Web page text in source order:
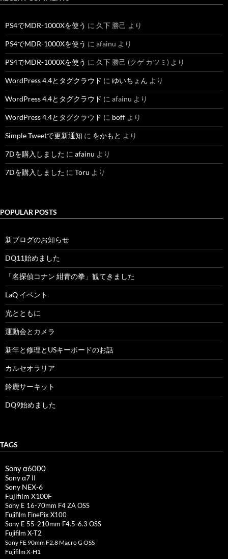
PS4でMDR-1000Xを使う に 久下 勝己 より
PS4でMDR-1000Xを使う に afainu より
PS4でMDR-1000Xを使う に 久下 勝己 (クゲ カツミ) より
WordPress 4.4とタグクラウド に ゆいちょん より
WordPress 4.4とタグクラウド に afainu より
WordPress 4.4とタグクラウド に boff より
Simple Tweetで更新通知 に をかもと より
7Dを購入しました に afainu より
7Dを購入しました に Toru より
POPULAR POSTS
新ブログのお知らせ
DQ11始めました
「名探偵コナン 紺青の拳」観てきました
LaQ イベント
光とともに
運動会とカメラ
新年と修理とUSキーボードのお話
カルセオラリア
鈴鹿サーキット
DQ9始めました
TAGS
Sony α6000
Sony α7 II
Sony NEX-6
Fujifilm X100F
Sony E 16-70mm F4 ZA OSS
Fujifilm FinePix X100
Sony E 55-210mm F4.5-6.3 OSS
Fujifilm X-T2
Sony FE 90mm F2.8 Macro G OSS
Fujifilm X-H1